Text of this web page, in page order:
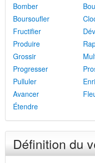
Bomber
Boursoufler
Fructifier
Produire
Grossir
Progresser
Pulluler
Avancer
Étendre
Définition du